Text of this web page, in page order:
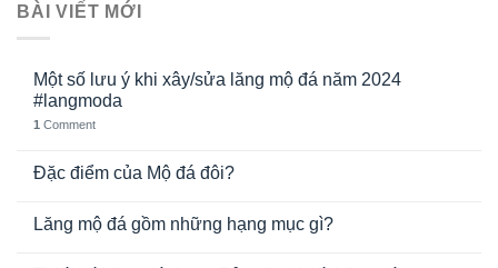
BÀI VIẾT MỚI
Một số lưu ý khi xây/sửa lăng mộ đá năm 2024
#langmoda
1 Comment
Đặc điểm của Mộ đá đôi?
Lăng mộ đá gồm những hạng mục gì?